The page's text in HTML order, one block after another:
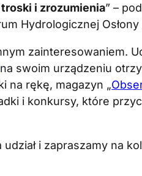
i zrozumienia” –
Hydrologicznej Osłony
zainteresowaniem.
na swoim urządzeniu
na rękę, magazyn „
i konkursy, które
i zapraszamy na